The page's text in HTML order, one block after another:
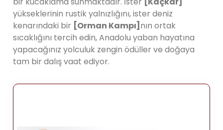
yükseklerinin rustik yalnızlığını, ister deniz
kenarındaki bir [Orman Kampı] nın ortak
sıcaklığını tercih edin, Anadolu yaban hayatına
yapacağınız yolculuk zengin ödüller ve doğaya
tam bir dalış vaat ediyor.